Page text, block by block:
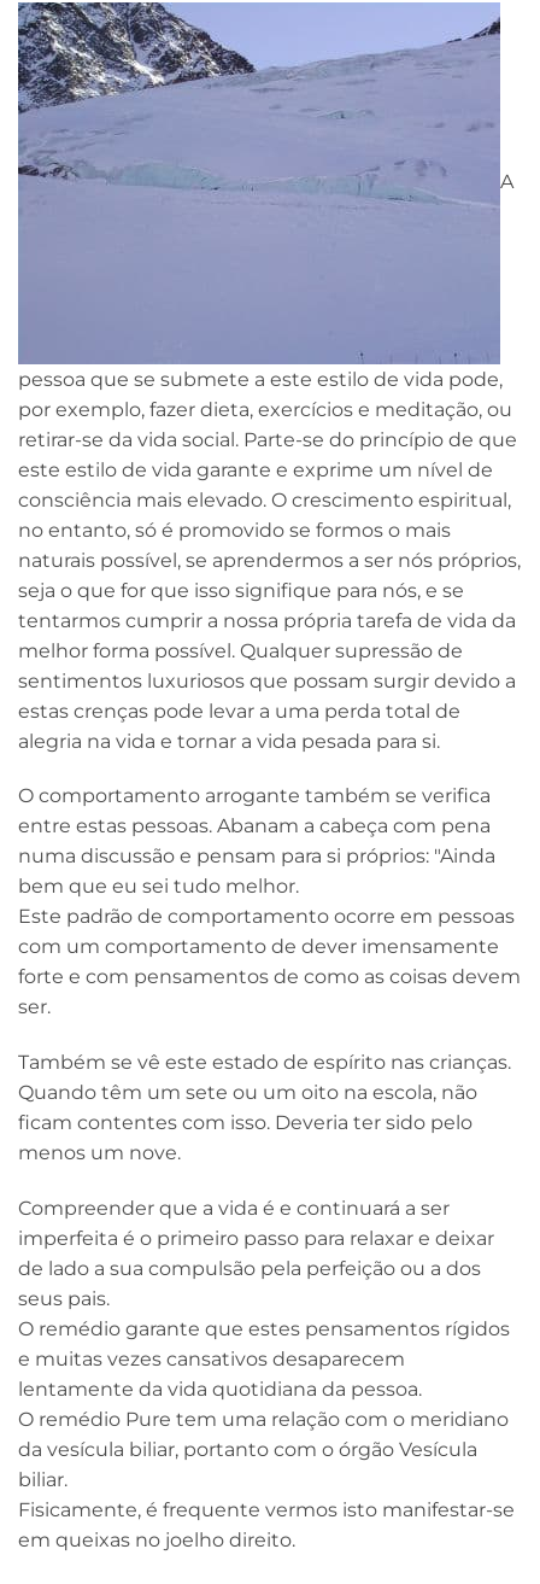
A
pessoa que se submete a este estilo de vida pode,
por exemplo, fazer dieta, exercícios e meditação, ou
retirar-se da vida social. Parte-se do princípio de que
este estilo de vida garante e exprime um nível de
consciência mais elevado. O crescimento espiritual,
no entanto, só é promovido se formos o mais
naturais possível, se aprendermos a ser nós próprios,
seja o que for que isso signifique para nós, e se
tentarmos cumprir a nossa própria tarefa de vida da
melhor forma possível. Qualquer supressão de
sentimentos luxuriosos que possam surgir devido a
estas crenças pode levar a uma perda total de
alegria na vida e tornar a vida pesada para si.
O comportamento arrogante também se verifica
entre estas pessoas. Abanam a cabeça com pena
numa discussão e pensam para si próprios: "Ainda
bem que eu sei tudo melhor.
Este padrão de comportamento ocorre em pessoas
com um comportamento de dever imensamente
forte e com pensamentos de como as coisas devem
ser.
Também se vê este estado de espírito nas crianças.
Quando têm um sete ou um oito na escola, não
ficam contentes com isso. Deveria ter sido pelo
menos um nove.
Compreender que a vida é e continuará a ser
imperfeita é o primeiro passo para relaxar e deixar
de lado a sua compulsão pela perfeição ou a dos
seus pais.
O remédio garante que estes pensamentos rígidos
e muitas vezes cansativos desaparecem
lentamente da vida quotidiana da pessoa.
O remédio Pure tem uma relação com o meridiano
da vesícula biliar, portanto com o órgão Vesícula
biliar.
Fisicamente, é frequente vermos isto manifestar-se
em queixas no joelho direito.